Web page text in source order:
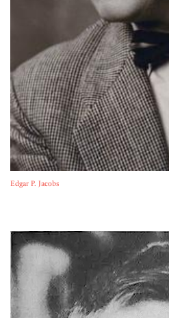
Edgar P. Jacobs